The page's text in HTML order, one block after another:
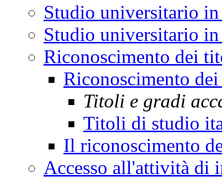
Studio universitario
Studio universitario
Riconoscimento dei
Riconoscimento
Titoli e gradi
Titoli di studio
Il riconoscimento
Accesso all'attività di